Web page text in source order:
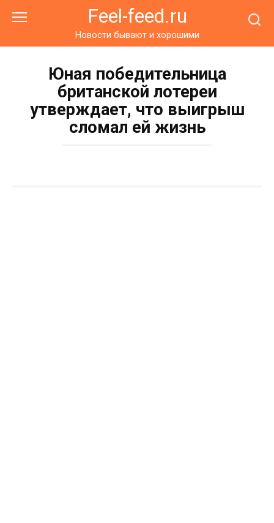
Feel-feed.ru
Новости бывают и хорошими
Юная победительница
британской лотереи
утверждает, что выигрыш
сломал ей жизнь